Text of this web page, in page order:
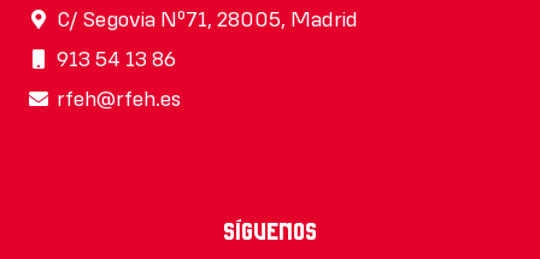
C/ Segovia Nº71, 28005, Madrid
913 54 13 86
rfeh@rfeh.es
Síguenos